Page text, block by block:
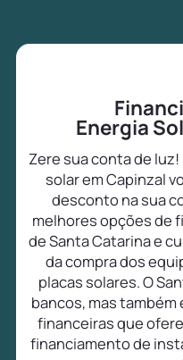
Energia
Zere sua conta de
solar em Capinzal
desconto na sua
melhores opções de
de Santa Catarina e
da compra dos
placas solares. O
bancos, mas
financeiras que
financiamento de